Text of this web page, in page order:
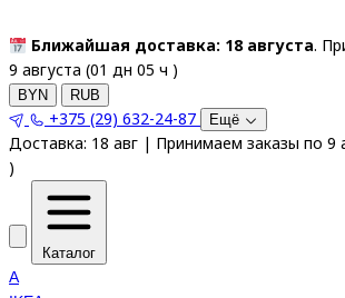
Ближайшая доставка: 18 августа.
9 августа (01 дн 05 ч )
BYN RUB
+375 (29) 632-24-87 Ещё
Доставка: 18 авг | Принимаем заказы по 9
)
Каталог
A